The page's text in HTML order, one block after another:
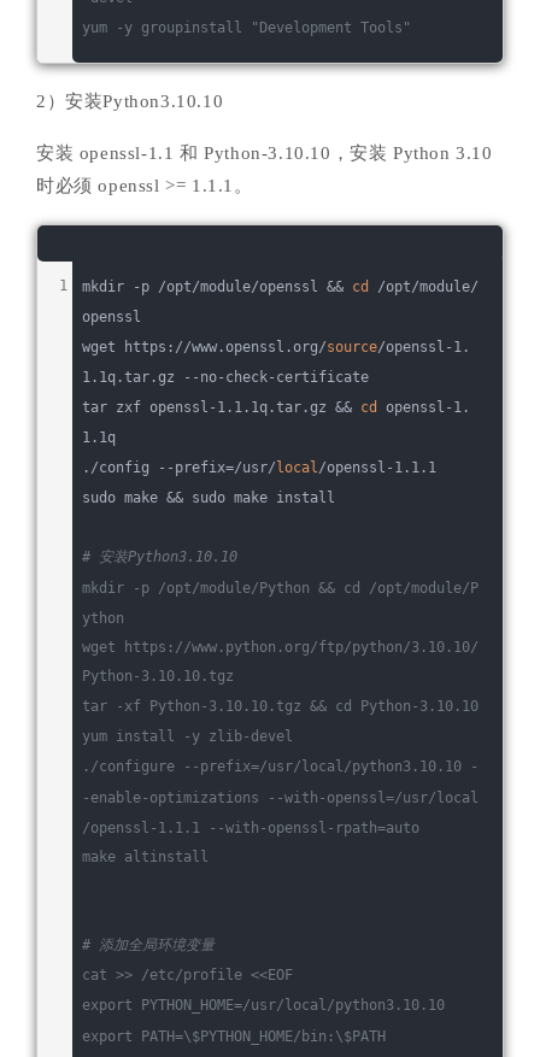
yum -y groupinstall
"Development Tools"
2）安装Python3.10.10
安装 openssl-1.1 和 Python-3.10.10，安装 Python 3.10
时必须 openssl >= 1.1.1。
mkdir -p /opt/module/openssl && cd
/opt/module/
openssl
wget https://www.openssl.org/source/openssl-1.
1.1q.tar.gz --no-check-certificate
tar zxf openssl-1.1.1q.tar.gz && cd
openssl-1.
1.1q
./config --prefix=/usr/ local/openssl-1.1.1
sudo make && sudo make install
# 安装Python3.10.10
mkdir -p /opt/module/Python && cd
/opt/module/P
ython
wget https://www.python.org/ftp/python/3.10.10/
Python-3.10.10.tgz
tar -xf Python-3.10.10.tgz && cd
Python-3.10.10
yum install -y zlib-devel
./configure --prefix=/usr/ local/python3.10.10 -
- enable-optimizations --with-openssl=/usr/ local
/openssl-1.1.1 --with-openssl-rpath=auto
make altinstall
# 添加全局环境变量
cat >> /etc/profile <<EOF
export PYTHON_HOME=/usr/ local/python3.10.10
export PATH=\$PYTHON_HOME/bin:\$PATH